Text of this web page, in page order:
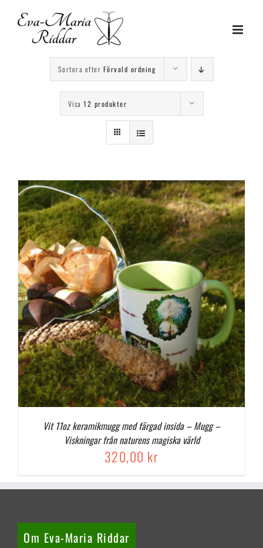
Fortsätt
innehållet
Sortera efter Förvald ordning
Visa 12 produkter
Vit 11oz keramikmugg med färgad insida – Mugg –
Viskningar från naturens magiska värld
320,00 kr
Om Eva-Maria Riddar